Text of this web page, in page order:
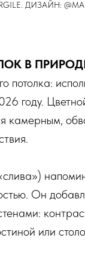
ДИЗАЙН:
В
потолка:
году.
камерным,
Он
или